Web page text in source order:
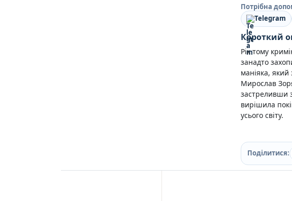
Книги
Потрібна
Telegram
Короткий
Рік тому
занадто
маніяка,
Мирослав
застреливши
вирішила
усього світу.
Поділитися: